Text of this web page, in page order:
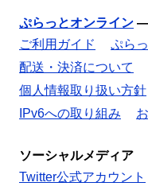
ぷらっとオンライン
ご利用ガイド
ぷら
配送・決済について
個人情報取り扱い方針
IPv6への取り組み
ソーシャルメディア
Twitter公式アカウント